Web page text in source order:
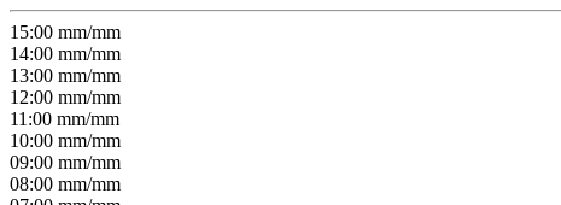
15:00 mm/mm
14:00 mm/mm
13:00 mm/mm
12:00 mm/mm
11:00 mm/mm
10:00 mm/mm
09:00 mm/mm
08:00 mm/mm